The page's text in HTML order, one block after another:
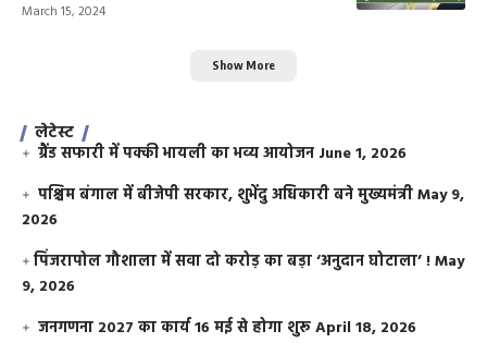
March 15, 2024
Show More
लेटेस्ट
ग्रैंड सफारी में पक्की भायली का भव्य आयोजन June 1, 2026
पश्चिम बंगाल में बीजेपी सरकार, शुभेंदु अधिकारी बने मुख्यमंत्रीMay 9,
2026
​पिंजरापोल गौशाला में सवा दो करोड़ का बड़ा ‘अनुदान घोटाला’ !May
9, 2026
जनगणना 2027 का कार्य 16 मई से होगा शुरूApril 18, 2026